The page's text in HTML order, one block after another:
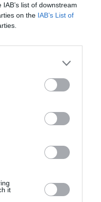
list of downstream
on the IAB’s List of
it